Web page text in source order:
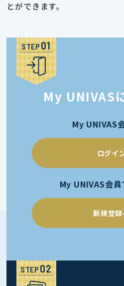
とができます。
STEP
My UNIVAS
My UNIVAS
ログイ
My UNIVAS会
新規登録
STEP